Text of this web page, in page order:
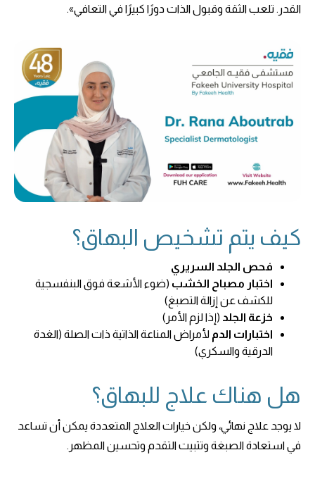
القدر. تلعب الثقة وقبول الذات دورًا كبيرًا في التعافي».
كيف يتم تشخيص البهاق؟
فحص الجلد السريري
اختبار مصباح الخشب (ضوء الأشعة فوق البنفسجية
للكشف عن إزالة التصبغ)
خزعة الجلد (إذا لزم الأمر)
اختبارات الدم لأمراض المناعة الذاتية ذات الصلة (الغدة
الدرقية والسكري)
هل هناك علاج للبهاق؟
لا يوجد علاج نهائي، ولكن خيارات العلاج المتعددة يمكن أن تساعد
في استعادة الصبغة وتثبيت التقدم وتحسين المظهر.